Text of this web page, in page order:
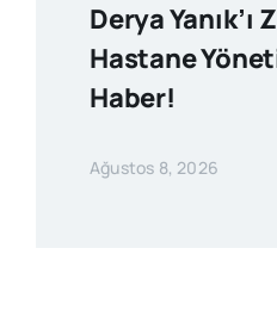
Derya Yanık’ı
Hastane
Haber!
Ağustos 8, 2026